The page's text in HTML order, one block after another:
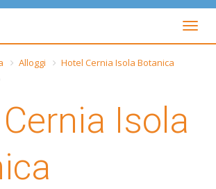
ENG
FRA
Togli
Alloggi
Hotel Cernia Isola Botanica
Isola